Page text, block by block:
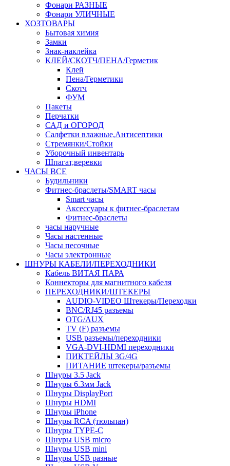
Фонари РАЗНЫЕ
Фонари УЛИЧНЫЕ
ХОЗТОВАРЫ
Бытовая химия
Замки
Знак-наклейка
КЛЕЙ/СКОТЧ/ПЕНА/Герметик
Клей
Пена/Герметики
Скотч
ФУМ
Пакеты
Перчатки
САД и ОГОРОД
Салфетки влажные,Антисептики
Стремянки/Стойки
Уборочный инвентарь
Шпагат,веревки
ЧАСЫ ВСЕ
Будильники
Фитнес-браслеты/SMART часы
Smart часы
Аксессуары к фитнес-браслетам
Фитнес-браслеты
часы наручные
Часы настенные
Часы песочные
Часы электронные
ШНУРЫ КАБЕЛИ/ПЕРЕХОДНИКИ
Кабель ВИТАЯ ПАРА
Коннекторы для магнитного кабеля
ПЕРЕХОДНИКИ/ШТЕКЕРЫ
AUDIO-VIDEO Штекеры/Переходки
BNC/RJ45 разъемы
OTG/AUX
TV (F) разъемы
USB разъемы/переходники
VGA-DVI-HDMI переходники
ПИКТЕЙЛЫ 3G/4G
ПИТАНИЕ штекеры/разъемы
Шнуры 3.5 Jack
Шнуры 6.3мм Jack
Шнуры DisplayPort
Шнуры HDMI
Шнуры iPhone
Шнуры RCA (тюльпан)
Шнуры TYPE-C
Шнуры USB micro
Шнуры USB mini
Шнуры USB разные